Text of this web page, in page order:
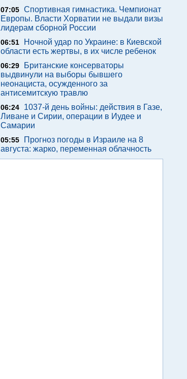
07:05 Спортивная гимнастика. Чемпионат
Европы. Власти Хорватии не выдали визы
лидерам сборной России
06:51
Ночной удар по Украине: в Киевской
области есть жертвы, в их числе ребенок
06:29
Британские консерваторы
выдвинули на выборы бывшего
неонациста, осужденного за
антисемитскую травлю
06:24
1037-й день войны: действия в Газе,
Ливане и Сирии, операции в Иудее и
Самарии
05:55
Прогноз погоды в Израиле на 8
августа: жарко, переменная облачность